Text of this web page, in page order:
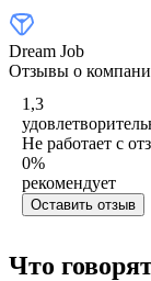
Dream Job
Отзывы о
1,3
Не работает с
0%
рекомендует
Оставить отзыв
Что